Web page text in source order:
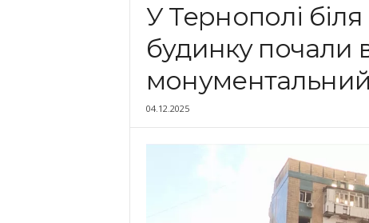
У Тернополі
будинку почали
04.12.2025